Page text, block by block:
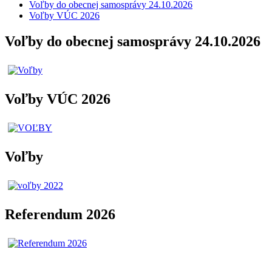
Voľby do obecnej samosprávy 24.10.2026
Voľby VÚC 2026
Voľby do obecnej samosprávy 24.10.2026
Voľby VÚC 2026
Voľby
Referendum 2026